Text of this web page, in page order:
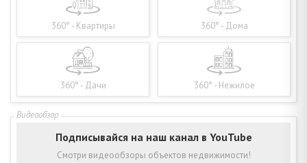
360° - Квартиры 360° - Дома
360° - Дачи 360° - Нежилое
Подписывайся на наш канал в YouTube
Смотри видеообзоры объектов недвижимости!